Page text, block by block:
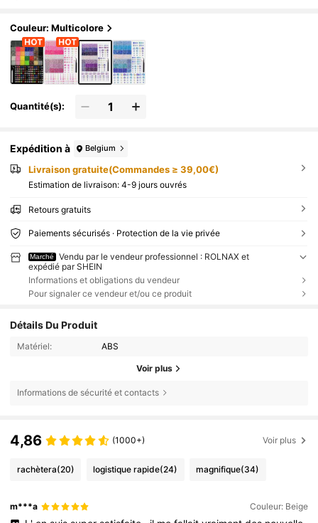
lants, convient pour la décoration DIY de nail
art, coques de téléphone et charms d'ongles
faits main
Couleur: Multicolore
Quantité(s):
Expédition à Belgium
Livraison gratuite(Commandes ≥ 39,00€)
Estimation de livraison: 4-9 jours ouvrés
Retours gratuits
Paiements sécurisés · Protection de la vie privée
Marché
Vendu par le vendeur professionnel : ROLNAX et
expédié par SHEIN
Informations et obligations du vendeur
Pour signaler ce vendeur et/ou ce produit
Détails Du Produit
Matériel: ABS
Voir plus
Informations de sécurité et contacts
4,86 (1000+) Voir plus
rachètera(20) logistique rapide(24) magnifique(34)
m***a Couleur: Beige